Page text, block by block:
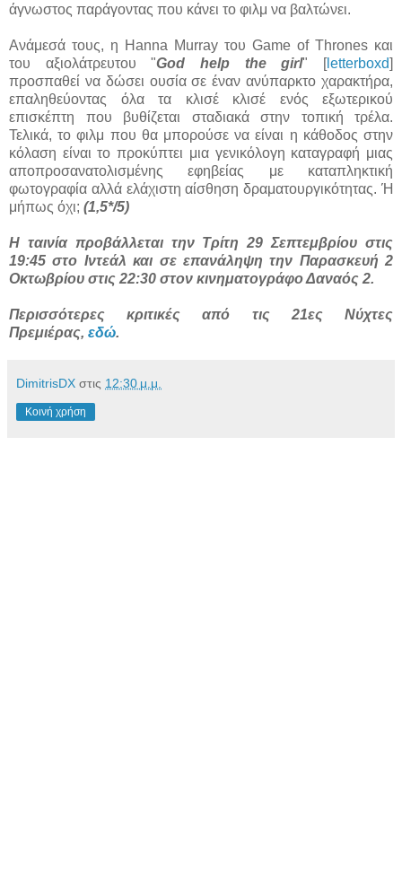
άγνωστος παράγοντας που κάνει το φιλμ να βαλτώνει.
Ανάμεσά τους, η Hanna Murray του Game of Thrones και
του αξιολάτρευτου "God help the girl" [letterboxd]
προσπαθεί να δώσει ουσία σε έναν ανύπαρκτο χαρακτήρα,
επαληθεύοντας όλα τα κλισέ κλισέ ενός εξωτερικού
επισκέπτη που βυθίζεται σταδιακά στην τοπική τρέλα.
Τελικά, το φιλμ που θα μπορούσε να είναι η κάθοδος στην
κόλαση είναι το προκύπτει μια γενικόλογη καταγραφή μιας
αποπροσανατολισμένης εφηβείας με καταπληκτική
φωτογραφία αλλά ελάχιστη αίσθηση δραματουργικότητας. Ή
μήπως όχι; (1,5*/5)
Η ταινία προβάλλεται την Τρίτη 29 Σεπτεμβρίου στις
19:45 στο Ιντεάλ και σε επανάληψη την Παρασκευή 2
Οκτωβρίου στις 22:30 στον κινηματογράφο Δαναός 2.
Περισσότερες κριτικές από τις 21ες Νύχτες
Πρεμιέρας, εδώ.
DimitrisDX στις 12:30 μ.μ.
Κοινή χρήση